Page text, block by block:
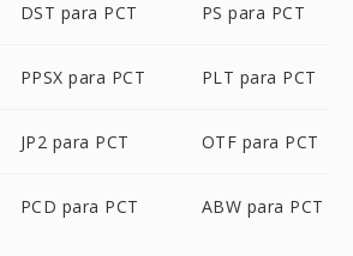
DST para PCT PS para PCT
PPSX para PCT PLT para PCT
JP2 para PCT OTF para PCT
PCD para PCT ABW para PCT